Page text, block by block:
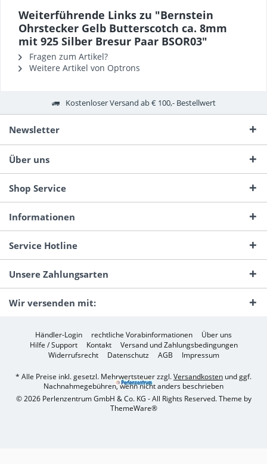
Weiterführende Links zu "Bernstein
Ohrstecker Gelb Butterscotch ca. 8mm
mit 925 Silber Bresur Paar BSOR03"
Fragen zum Artikel?
Weitere Artikel von Optrons
Kostenloser Versand ab € 100,- Bestellwert
Newsletter
Über uns
Shop Service
Informationen
Service Hotline
Unsere Zahlungsarten
Wir versenden mit:
Händler-Login rechtliche Vorabinformationen
Über uns
Hilfe / Support
Kontakt
Versand und Zahlungsbedingungen
Widerrufsrecht
Datenschutz AGB Impressum
* Alle Preise inkl. gesetzl. Mehrwertsteuer zzgl.Versandkosten und ggf.
Nachnahmegebühren, wenn nicht anders beschrieben
© 2026 Perlenzentrum GmbH & Co. KG - All Rights Reserved. Theme by
ThemeWare®